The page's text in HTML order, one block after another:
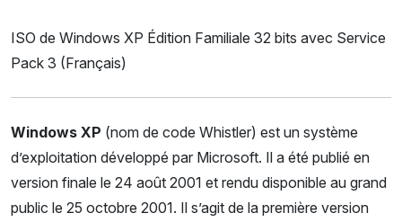
ISO de Windows XP Édition Familiale 32 bits avec Service
Pack 3 (Français)
Windows XP (nom de code Whistler) est un système
d’exploitation développé par Microsoft. Il a été publié en
version finale le 24 août 2001 et rendu disponible au grand
public le 25 octobre 2001. Il s’agit de la première version